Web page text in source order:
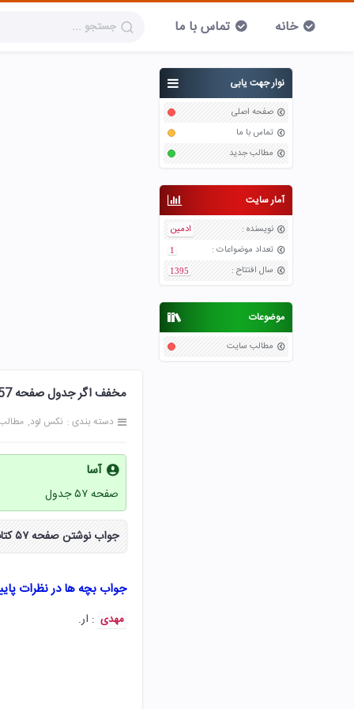
خانه تماس با ما
نوار جهت یابی
صفحه اصلی
تماس با ما
مطالب جدید
آمار سایت
نویسنده :
ادمین
تعداد موضواعات :
1
سال افتتاح :
1395
موضوعات
مطالب سایت
مخفف اگر جدول صفحه 57 فارسی هفتم
دسته بندی : نکس لود
آسا
صفحه ۵۷ جدول
جواب نوشتن صفحه ۵۷ کتاب ادبیات فارسی پایه هفتم مخفف اگر جدول از سایت نکس لود دریافت کنید.
جواب بچه ها در نظرات
مهدی : ار.